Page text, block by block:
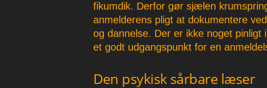
fikumdik. Derfor gør sjælen
anmelderens pligt at dokumentere
og dannelse. Der er ikke noget
et godt udgangspunkt for en
Den psykisk sårbare læser